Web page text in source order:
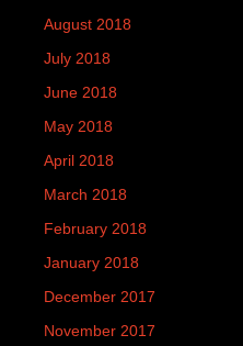
August 2018
July 2018
June 2018
May 2018
April 2018
March 2018
February 2018
January 2018
December 2017
November 2017